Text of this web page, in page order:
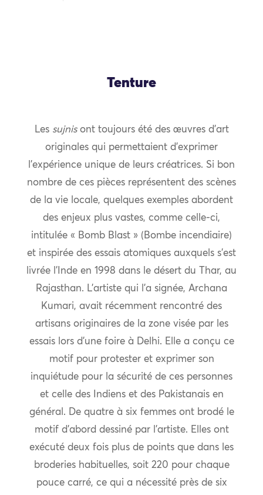
Tenture
Les sujnisont toujours été des œuvres d’art
originales qui permettaient d’exprimer
l’expérience unique de leurs créatrices. Si bon
nombre de ces pièces représentent des scènes
de la vie locale, quelques exemples abordent
des enjeux plus vastes, comme celle-ci,
intitulée « Bomb Blast » (Bombe incendiaire)
et inspirée des essais atomiques auxquels s’est
livrée l’Inde en 1998 dans le désert du Thar, au
Rajasthan. L’artiste qui l’a signée, Archana
Kumari, avait récemment rencontré des
artisans originaires de la zone visée par les
essais lors d’une foire à Delhi. Elle a conçu ce
motif pour protester et exprimer son
inquiétude pour la sécurité de ces personnes
et celle des Indiens et des Pakistanais en
général. De quatre à six femmes ont brodé le
motif d’abord dessiné par l’artiste. Elles ont
exécuté deux fois plus de points que dans les
broderies habituelles, soit 220 pour chaque
pouce carré, ce qui a nécessité près de six